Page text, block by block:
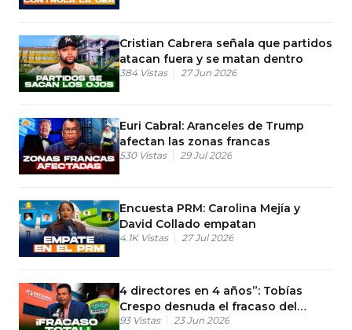
Cristian Cabrera señala que partidos
atacan fuera y se matan dentro
384 Vistas 27 Jun 2026
Euri Cabral: Aranceles de Trump
afectan las zonas francas
530 Vistas 29 Jul 2026
Encuesta PRM: Carolina Mejía y
David Collado empatan
4.1K Vistas 27 Jul 2026
4 directores en 4 años”: Tobías
Crespo desnuda el fracaso del
Gobierno con el INTRANT
93 Vistas 23 Jun 2026